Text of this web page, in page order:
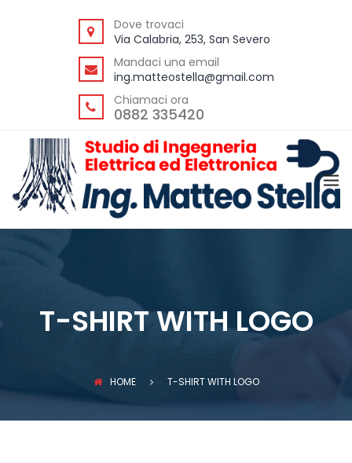
Dove trovaci
Via Calabria, 253, San Severo
Mandaci una email
ing.matteostella@gmail.com
Chiamaci ora
0882 335420
T-SHIRT WITH LOGO
HOME T-SHIRT WITH LOGO
LA MIA STORIA
PARTNER
RECENSIONI
AUTOMAZIONE
BASSA MEDIA TENSIONE
COMUNICAZIONE
CONSULENZE LEGALI
DOMOTICA
ENERGIE RINNOVABILI
ILLUMINAZIONE
IMPIANTISTICA
IMPIANTISTICA
CHIAMATA
ELETTRICA
SICUREZZA
PARAFULMINE
INFRASTRUTTURE DI RETE